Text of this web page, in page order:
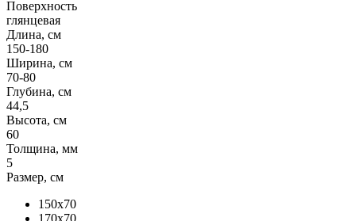
Поверхность
глянцевая
Длина, см
150-180
Ширина, см
70-80
Глубина, см
44,5
Высота, см
60
Толщина, мм
5
Размер, см
150x70
170x70